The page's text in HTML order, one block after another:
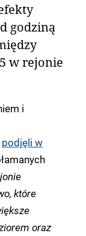
godziną
w rejonie
i
podjęli w
które
oraz